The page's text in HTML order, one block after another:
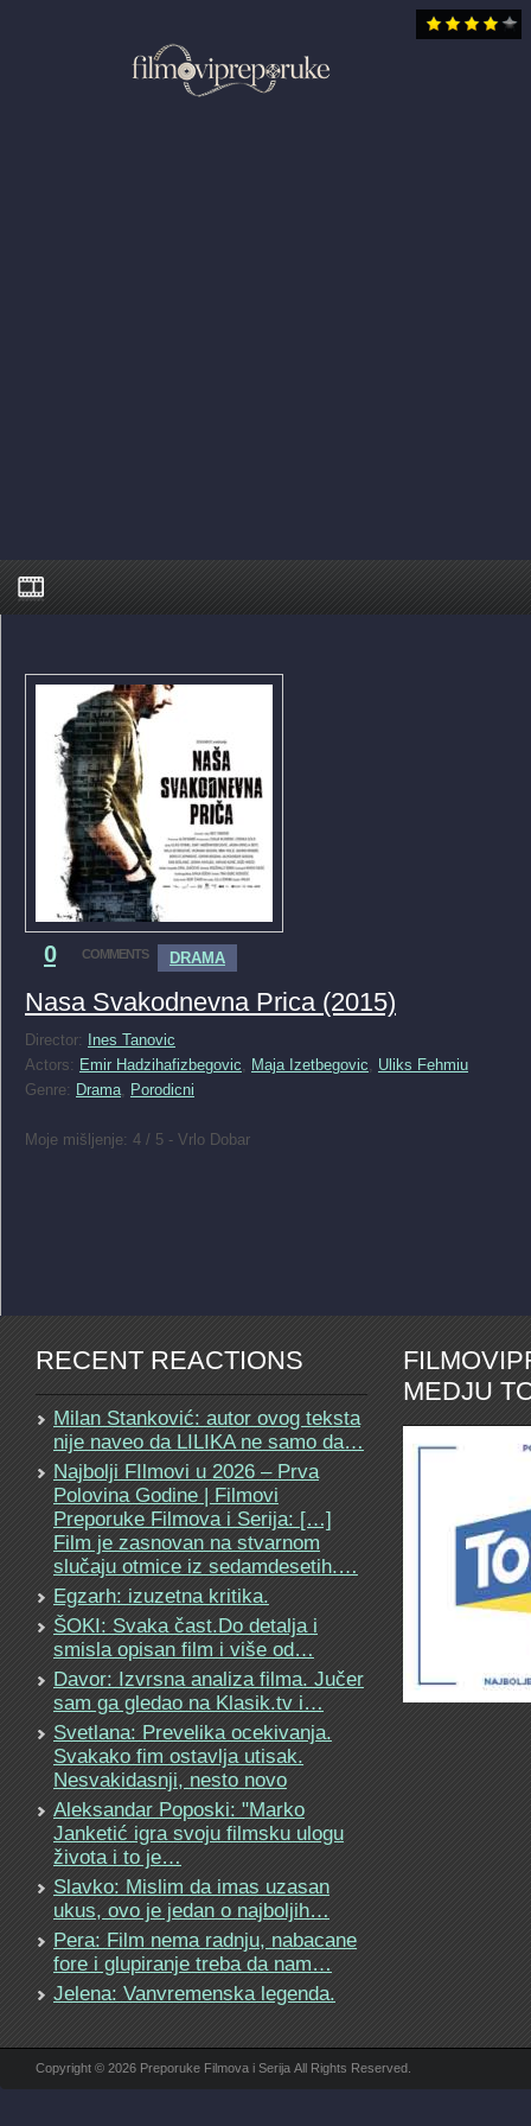
0 COMMENTS DRAMA
Nasa Svakodnevna Prica (2015)
Director:
Ines Tanovic
Actors: Emir Hadzihafizbegovic, Maja Izetbegovic, Uliks Fehmiu
Genre: Drama, Porodicni
Moje mišljenje: 4 / 5 - Vrlo Dobar
RECENT REACTIONS
Milan Stanković: autor ovog teksta
nije naveo da LILIKA ne samo da…
Najbolji FIlmovi u 2026 – Prva
Polovina Godine | Filmovi
Preporuke Filmova i Serija: […]
Film je zasnovan na stvarnom
slučaju otmice iz sedamdesetih.…
Egzarh: izuzetna kritika.
ŠOKI: Svaka čast.Do detalja i
smisla opisan film i više od…
Davor: Izvrsna analiza filma. Jučer
sam ga gledao na Klasik.tv i…
Svetlana: Prevelika ocekivanja.
Svakako fim ostavlja utisak.
Nesvakidasnji, nesto novo
Aleksandar Poposki: "Marko
Janketić igra svoju filmsku ulogu
života i to je…
Slavko: Mislim da imas uzasan
ukus, ovo je jedan o najboljih…
Pera: Film nema radnju, nabacane
fore i glupiranje treba da nam…
Jelena: Vanvremenska legenda.
MEDJU
Copyright © 2026 Preporuke Filmova i Serija All Rights Reserved.